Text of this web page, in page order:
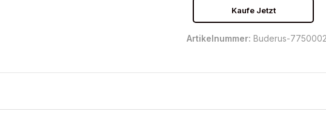
Kaufe Jetzt
Artikelnummer: Buderus-